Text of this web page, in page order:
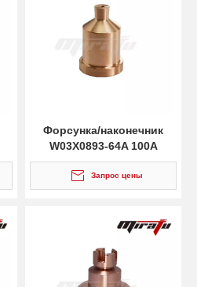
Форсунка/наконечник
W03X0893-64A 100A
Запрос цены